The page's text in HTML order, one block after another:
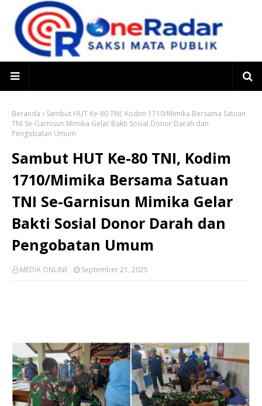
Beranda
Sambut HUT Ke-80 TNI, Kodim 1710/Mimika Bersama Satuan
TNI Se-Garnisun Mimika Gelar Bakti Sosial Donor Darah dan
Pengobatan Umum
Sambut HUT Ke-80 TNI, Kodim
1710/Mimika Bersama Satuan
TNI Se-Garnisun Mimika Gelar
Bakti Sosial Donor Darah dan
Pengobatan Umum
MEDIA ONLINE September 21, 2025